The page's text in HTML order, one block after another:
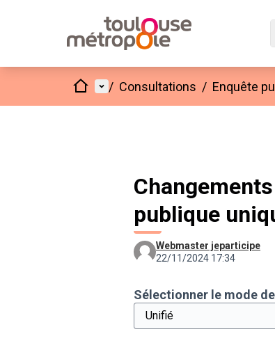
AccueilMenu principal
/ Consultations / Enquête
publique
Webmaster jeparticipe
22/11/2024 17:34
Sélectionner le mode